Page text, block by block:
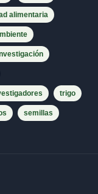
alimentaria
trigo
semillas